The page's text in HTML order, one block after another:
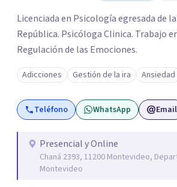
Licenciada en Psicología egresada de
República. Psicóloga Clinica. Trabajo
Regulación de las Emociones.
Adicciones Gestión de la ira Ansiedad
Teléfono WhatsApp Email
Presencial y Online
Chaná 2393, 11200 Montevideo,
Montevideo